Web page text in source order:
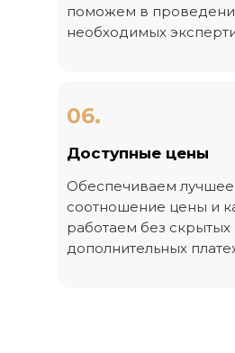
Обеспечиваем лучшее
соотношение цены и
работаем без скрытых
дополнительных
Доступные цены
поможем в
необходимых
06.